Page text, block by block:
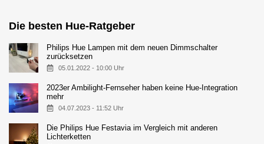
Die besten Hue-Ratgeber
Philips Hue Lampen mit dem neuen Dimmschalter
zurücksetzen
05.01.2022 - 10:00 Uhr
2023er Ambilight-Fernseher haben keine Hue-Integration
mehr
04.07.2023 - 11:52 Uhr
Die Philips Hue Festavia im Vergleich mit anderen
Lichterketten